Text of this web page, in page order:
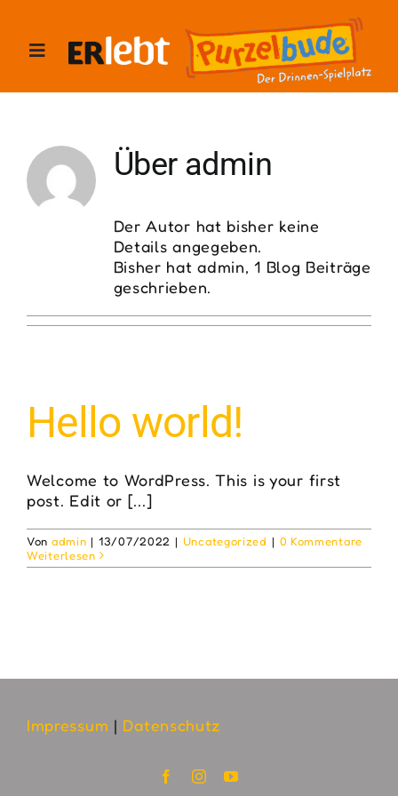
springen
Toggle
Über uns
Kontakt
Über admin
Der Autor hat bisher keine
Details angegeben.
Bisher hat admin, 1 Blog Beiträge
geschrieben.
Hello world!
Welcome to WordPress. This is your first
post. Edit or [...]
Von admin | 13/07/2022 | Uncategorized | 0 Kommentare
Weiterlesen
Impressum | Datenschutz